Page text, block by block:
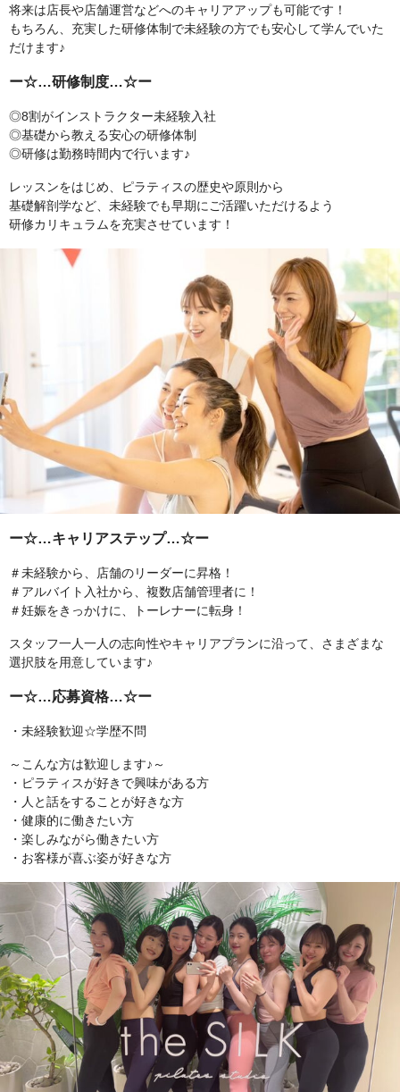
将来は店長や店舗運営などへのキャリアアップも可能です！
もちろん、充実した研修体制で未経験の方でも安心して学んでいた
だけます♪
ー☆…研修制度…☆ー
◎8割がインストラクター未経験入社
◎基礎から教える安心の研修体制
◎研修は勤務時間内で行います♪
レッスンをはじめ、ピラティスの歴史や原則から
基礎解剖学など、未経験でも早期にご活躍いただけるよう
研修カリキュラムを充実させています！
ー☆…キャリアステップ…☆ー
＃未経験から、店舗のリーダーに昇格！
＃アルバイト入社から、複数店舗管理者に！
＃妊娠をきっかけに、トーレナーに転身！
スタッフ一人一人の志向性やキャリアプランに沿って、さまざまな
選択肢を用意しています♪
ー☆…応募資格…☆ー
・未経験歓迎☆学歴不問
～こんな方は歓迎します♪～
・ピラティスが好きで興味がある方
・人と話をすることが好きな方
・健康的に働きたい方
・楽しみながら働きたい方
・お客様が喜ぶ姿が好きな方